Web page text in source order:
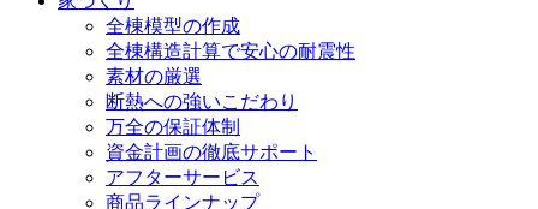
全棟模型の作成
全棟構造計算で安心の耐震性
素材の厳選
断熱への強いこだわり
万全の保証体制
資金計画の徹底サポート
アフターサービス
商品ラインナップ